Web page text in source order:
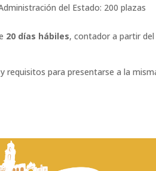
del Estado: 200 plazas
20 días hábiles, contador a partir
para presentarse a la